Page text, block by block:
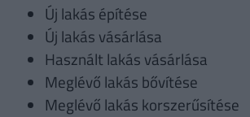
Új lakás építése
Új lakás vásárlása
Használt lakás vásárlása
Meglévő lakás bővítése
Meglévő lakás korszerűsítése